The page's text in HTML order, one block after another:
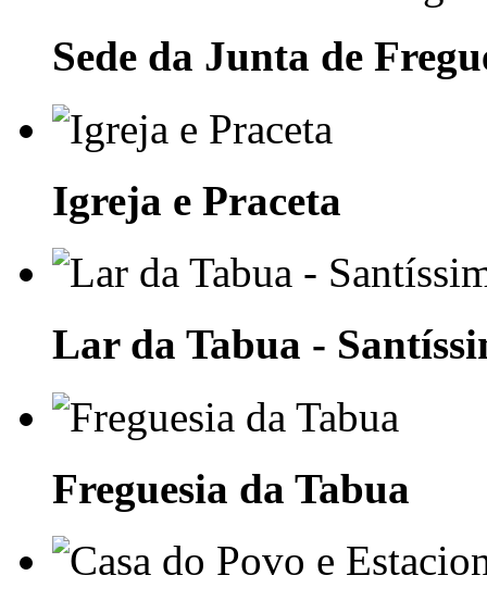
Sede da Junta de
Igreja e Praceta
Lar da Tabua -
Freguesia da Tabua